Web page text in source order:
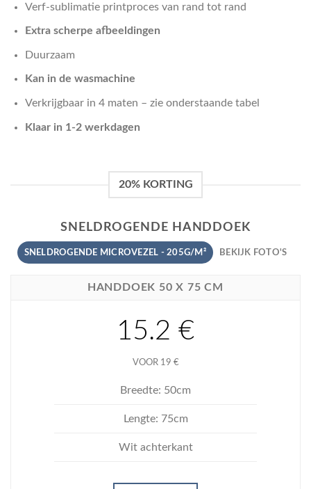
Verf-sublimatie printproces van rand tot rand
Extra scherpe afbeeldingen
Duurzaam
Kan in de wasmachine
Verkrijgbaar in 4 maten – zie onderstaande tabel
Klaar in 1-2 werkdagen
20% KORTING
SNELDROGENDE HANDDOEK
SNELDROGENDE MICROVEZEL - 205G/M² BEKIJK FOTO'S
HANDDOEK 50 X 75 CM
15.2 €
VOOR 19 €
Breedte: 50cm
Lengte: 75cm
Wit achterkant